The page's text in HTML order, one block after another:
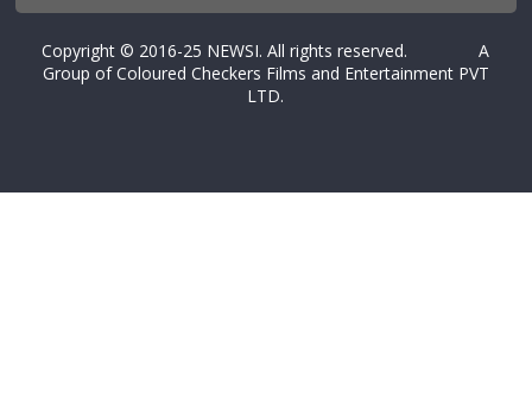
Copyright © 2016-25 NEWSI. All rights reserved. A
Group of Coloured Checkers Films and Entertainment PVT
LTD.